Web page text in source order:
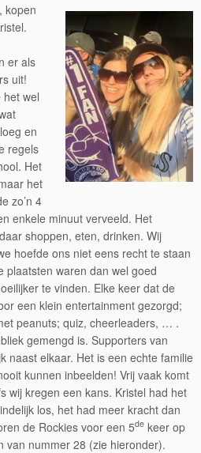
, kopen
er als
uit!
het wel
en
regels
Het
het
zo’n 4
enkele minuut verveeld. Het
shoppen, eten, drinken. Wij
hoefde ons niet eens recht te staan
plaatsten waren dan wel goed
te vinden. Elke keer dat de
een klein entertainment gezorgd;
peanuts; quiz, cheerleaders, … .
gemengd is. Supporters van
naast elkaar. Het is een echte familie
kunnen inbeelden! Vrij vaak komt
wij kregen een kans. Kristel had het
los, het had meer kracht dan
de Rockies voor een 5de keer op
van nummer 28 (zie hieronder).